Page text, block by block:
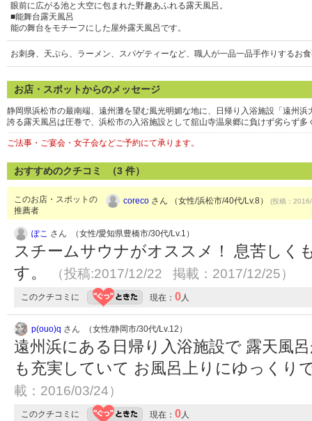
眼前に広がる池と大空に包まれた野趣あふれる露天風呂。
■能舞台露天風呂
能の舞台をモチーフにした屋外露天風呂です。
お刺身、天ぷら、ラーメン、スパゲティーなど、職人が一品一品手作りするお
お店・スポットからのメッセージ
静岡県浜松市の最南端、遠州灘を望む風光明媚な地に、日帰り入浴施設「遠州
誇る露天風呂は圧巻で、浜松市の入浴施設として舘山寺温泉郷に負けず劣らず多
ご法事・ご宴会・女子会などご予約にて承ります。
おすすめのクチコミ （3 件）
このお店・スポットの
推薦者
coreco さん （女性/浜松市/40代/Lv.8） (投稿：
ぽこ さん （女性/愛知県豊橋市/30代/Lv.1）
スチームサウナがオススメ！ 息苦しく
す。
（投稿:2017/12/22 掲載：2017/12/25）
このクチコミに 現在： 0人
p(ouo)q さん （女性/静岡市/30代/Lv.12）
遠州浜にある日帰り入浴施設で 露天風
も充実していて お風呂上りにゆっくり
載：2016/03/24）
このクチコミに 現在： 0人